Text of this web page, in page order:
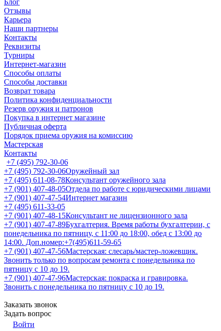
Блог
Отзывы
Карьера
Наши партнеры
Контакты
Реквизиты
Турниры
Интернет-магазин
Способы оплаты
Способы доставки
Возврат товара
Политика конфиденциальности
Резерв оружия и патронов
Покупка в интернет магазине
Публичная оферта
Порядок приема оружия на комиссию
Мастерская
Контакты
+7 (495) 792-30-06
+7 (495) 792-30-06Оружейный зал
+7 (495) 611-08-78Консультант оружейного зала
+7 (901) 407-48-05Отдела по работе с юридическими лицами
+7 (901) 407-47-54Интернет магазин
+7 (495) 611-33-05
+7 (901) 407-48-15Консультант не лицензионного зала
+7 (901) 407-47-89Бухгалтерия. Время работы бухгалтерии, с
понедельника по пятницу, с 11:00 до 18:00, обед с 13:00 до
14:00. Доп.номер:+7(495)611-59-65
+7 (901) 407-47-56Мастерская: слесарь/мастер-ложевщик.
Звонить только по вопросам ремонта с понедельника по
пятницу с 10 до 19.
+7 (901) 407-47-96Мастерская: покраска и гравировка.
Звонить с понедельника по пятницу с 10 до 19.
Заказать звонок
Задать вопрос
Войти